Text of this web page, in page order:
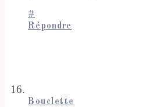
#
Répondre
Bouclette